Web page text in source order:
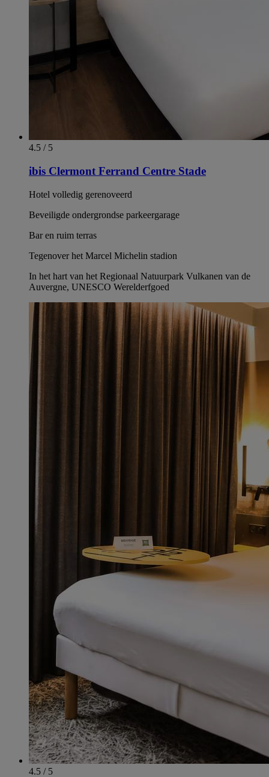
4.5 / 5
ibis Clermont Ferrand Centre Stade
Hotel volledig gerenoveerd
Beveiligde ondergrondse parkeergarage
Bar en ruim terras
Tegenover het Marcel Michelin stadion
In het hart van het Regionaal Natuurpark Vulkanen van de
Auvergne, UNESCO Werelderfgoed
4.5 / 5